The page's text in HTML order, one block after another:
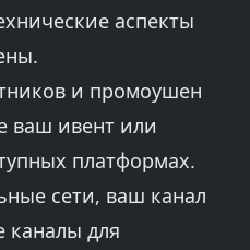
аспекты
и промоушен
ваш ивент или
платформах.
сети, ваш канал
каналы для